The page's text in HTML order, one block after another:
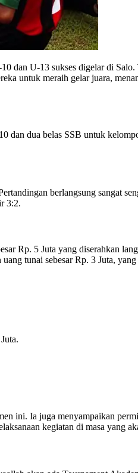
dan U-13 sukses digelar di Salo.
untuk meraih gelar juara,
dua belas SSB untuk
berlangsung sangat
3:2.
Rp. 5 Juta yang diserahkan
tunai sebesar Rp. 3 Juta,
ini. Ia juga menyampaikan
kegiatan di masa yang